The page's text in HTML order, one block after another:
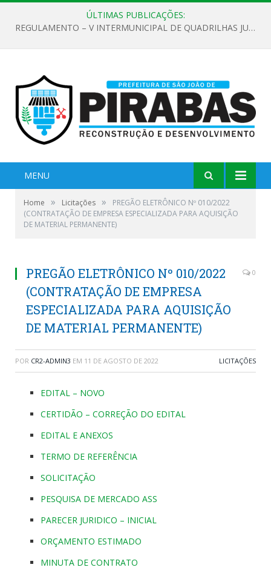
ÚLTIMAS PUBLICAÇÕES:
REGULAMENTO – V INTERMUNICIPAL DE QUADRILHAS JUNINAS 2026
MENU
Home » Licitações »
PREGÃO ELETRÔNICO Nº 010/2022
(CONTRATAÇÃO DE EMPRESA ESPECIALIZADA PARA AQUISIÇÃO
DE MATERIAL PERMANENTE)
PREGÃO ELETRÔNICO Nº 010/2022
(CONTRATAÇÃO DE EMPRESA
ESPECIALIZADA PARA AQUISIÇÃO
DE MATERIAL PERMANENTE)
0
POR CR2-ADMIN3 EM 11 DE AGOSTO DE 2022 LICITAÇÕES
EDITAL – NOVO
CERTIDÃO – CORREÇÃO DO EDITAL
EDITAL E ANEXOS
TERMO DE REFERÊNCIA
SOLICITAÇÃO
PESQUISA DE MERCADO ASS
PARECER JURIDICO – INICIAL
ORÇAMENTO ESTIMADO
MINUTA DE CONTRATO